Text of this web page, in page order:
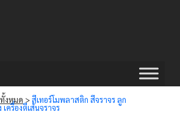
งหมด >สีเทอร์โมพลาสติก สีจราจร ลูก
ครื่องตีเส้นจราจร